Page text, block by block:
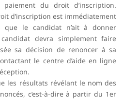
du droit d’inscription.
d’inscription est immédiatement
que le candidat n’ait à donner
candidat devra simplement faire
sa décision de renoncer à sa
le centre d’aide en ligne
les résultats révélant le nom des
c’est-à-dire à partir du 1er